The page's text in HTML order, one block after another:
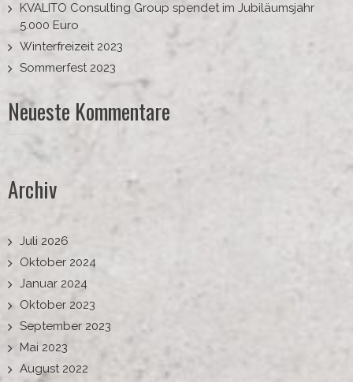
KVALITO Consulting Group spendet im Jubiläumsjahr
5.000 Euro
Winterfreizeit 2023
Sommerfest 2023
Neueste Kommentare
Archiv
Juli 2026
Oktober 2024
Januar 2024
Oktober 2023
September 2023
Mai 2023
August 2022